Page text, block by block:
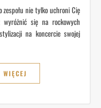
się na rockowych
na koncercie swojej